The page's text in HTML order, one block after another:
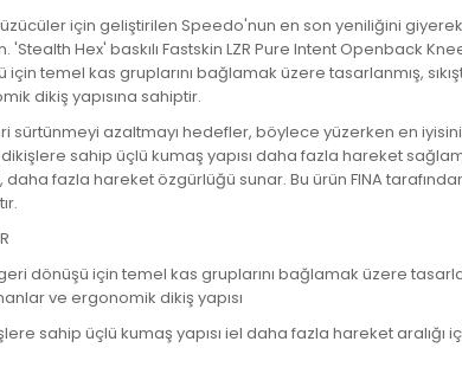
için geliştirilen Speedo'nun en son yeniliğini giyerek
Hex' baskılı Fastskin LZR Pure Intent Openback
temel kas gruplarını bağlamak üzere tasarlanmış,
dikiş yapısına sahiptir.
sürtünmeyi azaltmayı hedefler, böylece yüzerken en
dikişlere sahip üçlü kumaş yapısı daha fazla hareket
daha fazla hareket özgürlüğü sunar. Bu ürün FINA
dönüşü için temel kas gruplarını bağlamak üzere
ve ergonomik dikiş yapısı
sahip üçlü kumaş yapısı iel daha fazla hareket aralığı